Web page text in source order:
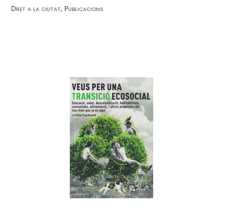
Dret a la ciutat, Publicacions